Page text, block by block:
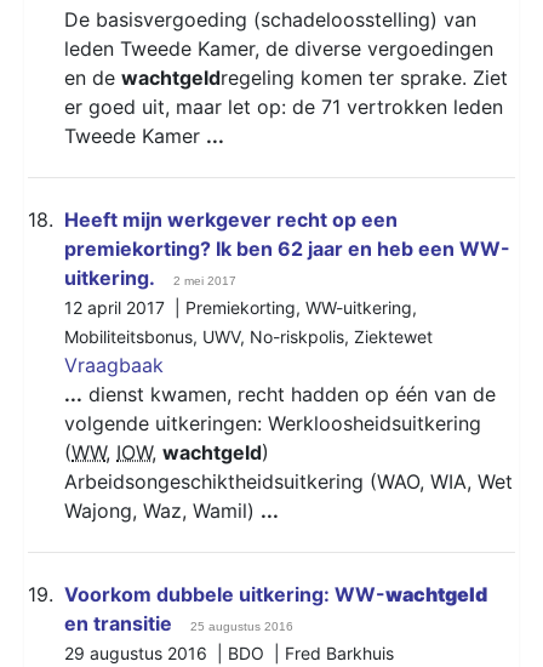
De basisvergoeding (schadeloosstelling) van
leden Tweede Kamer, de diverse vergoedingen
en de wachtgeldregeling komen ter sprake. Ziet
er goed uit, maar let op: de 71 vertrokken leden
Tweede Kamer ...
18. Heeft mijn werkgever recht op een
premiekorting? Ik ben 62 jaar en heb een WW-
uitkering.
2 mei 2017
12 april 2017 | Premiekorting, WW-uitkering,
Mobiliteitsbonus, UWV, No-riskpolis, Ziektewet
Vraagbaak
... dienst kwamen, recht hadden op één van de
volgende uitkeringen: Werkloosheidsuitkering
(WW, IOW, wachtgeld)
Arbeidsongeschiktheidsuitkering (WAO, WIA, Wet
Wajong, Waz, Wamil) ...
19. Voorkom dubbele uitkering: WW-wachtgeld
en transitie
25 augustus 2016
29 augustus 2016 | BDO | Fred Barkhuis